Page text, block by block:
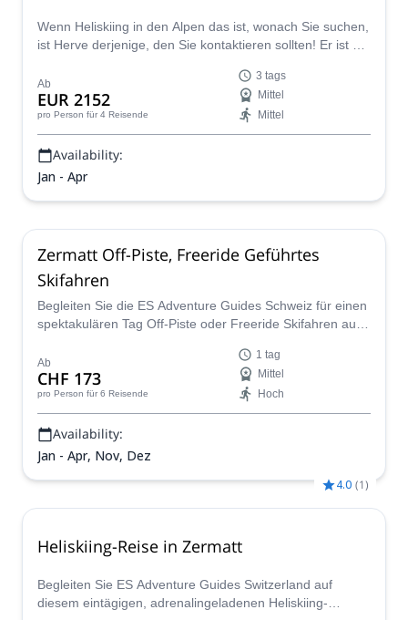
Wenn Heliskiing in den Alpen das ist, wonach Sie suchen,
ist Herve derjenige, den Sie kontaktieren sollten! Er ist ein
besten Orte in der Schweiz oder Italien für 3 Tage
bringen.
Ab
EUR 2152
pro Person für 4 Reisende
3 tags
Mittel
Mittel
Availability:
Jan - Apr
Zermatt Off-Piste, Freeride Geführtes
Skifahren
Begleiten Sie die ES Adventure Guides Schweiz für einen
spektakulären Tag Off-Piste oder Freeride Skifahren auf
Alpen.
Ab
CHF 173
pro Person für 6 Reisende
1 tag
Mittel
Hoch
Availability:
Jan - Apr, Nov, Dez
4.0 (1)
Heliskiing-Reise in Zermatt
Begleiten Sie ES Adventure Guides Switzerland auf
diesem eintägigen, adrenalingeladenen Heliskiing-